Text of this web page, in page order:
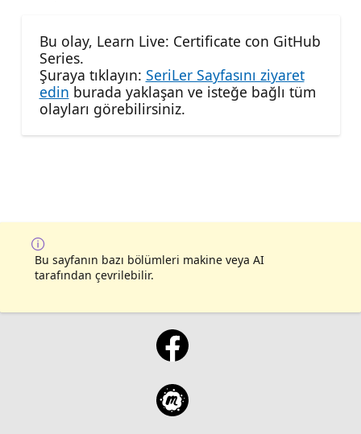
Bu olay, Learn Live: Certificate con GitHub
Series.
Şuraya tıklayın: SeriLer Sayfasını ziyaret
edin burada yaklaşan ve isteğe bağlı tüm
olayları görebilirsiniz.
Bu sayfanın bazı bölümleri makine veya AI
tarafından çevrilebilir.